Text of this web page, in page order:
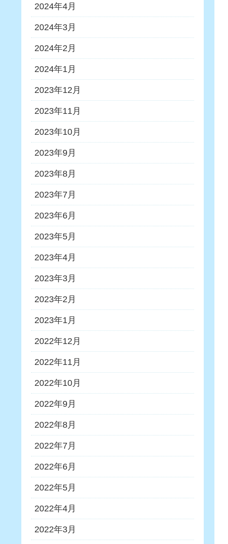
2024年4月
2024年3月
2024年2月
2024年1月
2023年12月
2023年11月
2023年10月
2023年9月
2023年8月
2023年7月
2023年6月
2023年5月
2023年4月
2023年3月
2023年2月
2023年1月
2022年12月
2022年11月
2022年10月
2022年9月
2022年8月
2022年7月
2022年6月
2022年5月
2022年4月
2022年3月